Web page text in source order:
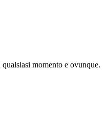
momento e ovunque.